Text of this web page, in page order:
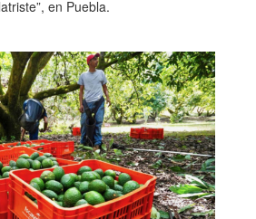
en Puebla.